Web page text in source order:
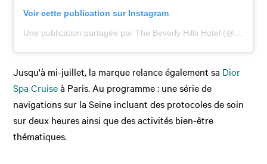
Voir cette publication sur Instagram
Jusqu'à mi-juillet, la marque relance également sa Dior
Spa Cruiseà Paris. Au programme : une série de
navigations sur la Seine incluant des protocoles de soin
sur deux heures ainsi que des activités bien-être
thématiques.